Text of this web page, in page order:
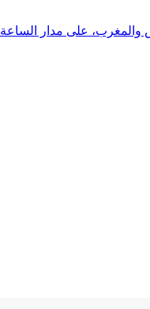
والمغرب، على مدار الساعة